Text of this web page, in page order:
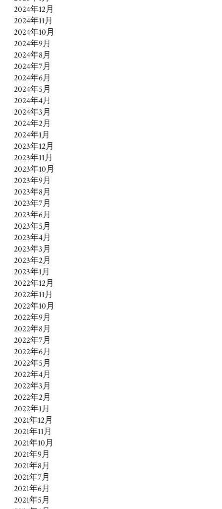
2024年12月
2024年11月
2024年10月
2024年9月
2024年8月
2024年7月
2024年6月
2024年5月
2024年4月
2024年3月
2024年2月
2024年1月
2023年12月
2023年11月
2023年10月
2023年9月
2023年8月
2023年7月
2023年6月
2023年5月
2023年4月
2023年3月
2023年2月
2023年1月
2022年12月
2022年11月
2022年10月
2022年9月
2022年8月
2022年7月
2022年6月
2022年5月
2022年4月
2022年3月
2022年2月
2022年1月
2021年12月
2021年11月
2021年10月
2021年9月
2021年8月
2021年7月
2021年6月
2021年5月